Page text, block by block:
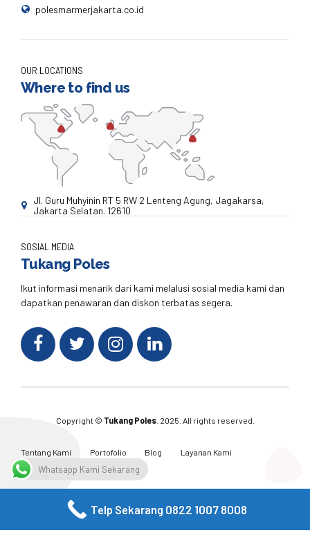
polesmarmerjakarta.co.id
OUR LOCATIONS
Where to find us
Jl. Guru Muhyinin RT 5 RW 2 Lenteng Agung, Jagakarsa,
Jakarta Selatan. 12610
SOSIAL MEDIA
Tukang Poles
Ikut informasi menarik dari kami melalusi sosial media kami dan
dapatkan penawaran dan diskon terbatas segera.
Copyright © Tukang Poles. 2025. All rights reserved.
Tentang Kami Portofolio Blog
Layanan Kami
Kontak Kami
Facebook Twitter Instagram Email
Whatsapp Kami Sekarang
Telp Sekarang 0822 1007 8008